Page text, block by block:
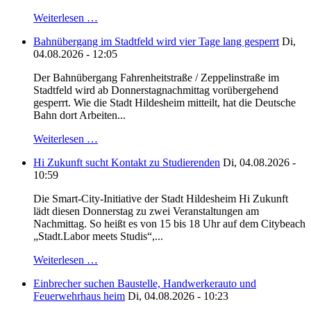
Weiterlesen …
Bahnübergang im Stadtfeld wird vier Tage lang gesperrt Di,
04.08.2026 - 12:05
Der Bahnübergang Fahrenheitstraße / Zeppelinstraße im
Stadtfeld wird ab Donnerstagnachmittag vorübergehend
gesperrt. Wie die Stadt Hildesheim mitteilt, hat die Deutsche
Bahn dort Arbeiten...
Weiterlesen …
Hi Zukunft sucht Kontakt zu Studierenden Di, 04.08.2026 -
10:59
Die Smart-City-Initiative der Stadt Hildesheim Hi Zukunft
lädt diesen Donnerstag zu zwei Veranstaltungen am
Nachmittag. So heißt es von 15 bis 18 Uhr auf dem Citybeach
„Stadt.Labor meets Studis“,...
Weiterlesen …
Einbrecher suchen Baustelle, Handwerkerauto und
Feuerwehrhaus heim Di, 04.08.2026 - 10:23